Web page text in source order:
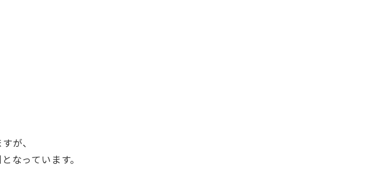
が、
なっています。